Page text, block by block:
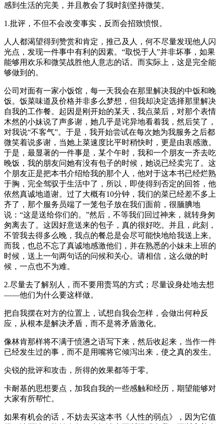
感到生活的完美，并且教会了我时刻坚持微笑。
1.批评，不但不会改变事实，反而会招致愤恨。
人人都渴望得到赞赏和肯定，推己及人，何不尽量发现他人闪
光点，发现一件事中有利的因素。“取悦于人”并非坏事，如果
能够用欢乐和微笑战胜他人意志的话。而实际上，这是完全能
够做到的。
公司对面有一家小饭馆，每一天我会在那里解决我的中饭和晚
饭。饭菜味道及价格并非多么梦想，但我却决定选择那里解决
自我的工作餐。起因是刚开始的某天，我点菜后，对那个表情
木然的小妹说了声多谢，她几乎是诧异地看着我，然后笑了，
对我说“不客气”。于是，我开始尝试在每次她为我服务之后都
微笑着说多谢，当她上菜速度比平时稍快时，更是由衷感激。
于是，最显著的一件事是，某个午时，我和一个朋友一齐去吃
晚饭，我的朋友问她有没有包子的时候，她说已经卖完了。这
个朋友正是把本书介绍给我的那个人，他对于这本书已经烂熟
于胸，完全驾驭于生活中了，所以，即使得到否定的回答，他
依然真诚地道谢。过了大概有10分钟，我们的菜已经差不多上
齐了，那个服务员端了一笼包子放在我们面前，很腼腆地
说：“这是送给你们的。”然后，不等我们回过神来，就转身匆
匆离去了。这因好意送来的包子，真的很好吃。并且，此刻，
不管我去得多么晚，我点的餐总是会尽可能快地给我送上来。
而我，也总不忘了真诚地感激他们，并在熟悉的小妹未上班的
时候，送上一句两句话的问候和关心。请相信，这么做的时
候，一点也不为难。
2.尽量去了解别人，而不要用责骂的方式；尽量设身处地去想
——他们为什么要这样做。
把自我摆在对方的位置上，试想自我会怎样，会做出何种反
应，从根本是解决矛盾，而不是将矛盾激化。
像林肯那样将不满于愤懑之语写下来，然后收起来，当作一件
已经发生过的事，而不是用嘴将它倾泻出来，使之真的发生。
尖锐的批评和攻击，所得的效果都等于零。
卡耐基的思想要点，加我自我的一些感触和经历，期望能够对
大家有所帮忙。
如果有机会的话，不妨去买这本书《人性的弱点》，因为它值